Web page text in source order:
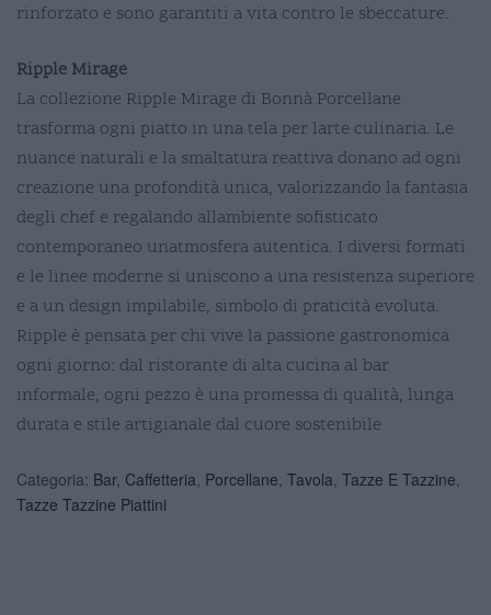
rinforzato e sono garantiti a vita contro le sbeccature.
Ripple Mirage
La collezione Ripple Mirage di Bonnà Porcellane
trasforma ogni piatto in una tela per larte culinaria. Le
nuance naturali e la smaltatura reattiva donano ad ogni
creazione una profondità unica, valorizzando la fantasia
degli chef e regalando allambiente sofisticato
contemporaneo unatmosfera autentica. I diversi formati
e le linee moderne si uniscono a una resistenza superiore
e a un design impilabile, simbolo di praticità evoluta.
Ripple è pensata per chi vive la passione gastronomica
ogni giorno: dal ristorante di alta cucina al bar
informale, ogni pezzo è una promessa di qualità, lunga
durata e stile artigianale dal cuore sostenibile
Categoria: Bar, Caffetteria Porcellane Tavola Tazze E Tazzine
Tazze Tazzine Piattini